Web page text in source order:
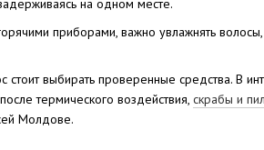
на одном месте.
приборами, важно увлажнять
выбирать проверенные средства. В
термического воздействия, скрабы и
Молдове.